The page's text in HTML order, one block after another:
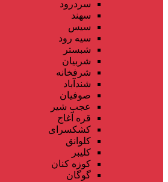
سردرود
سهند
سیس
سیه رود
شبستر
شربیان
شرفخانه
شندآباد
صوفیان
عجب شیر
قره آغاج
کشکسرای
کلوانق
کلیبر
کوزه کنان
گوگان